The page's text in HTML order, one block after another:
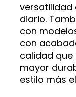
versatilidad
diario.
con
con
calidad que
mayor
estilo más